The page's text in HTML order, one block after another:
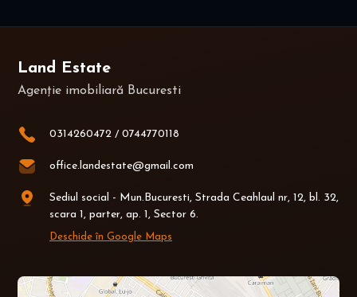
Land Estate
Agenție imobiliară Bucuresti
0314260472 / 0744770118
office.landestate@gmail.com
Sediul social - Mun.Bucuresti, Strada Ceahlaul nr, 12, bl. 32,
scara 1, parter, ap. 1, Sector 6.
Deschide în Google Maps